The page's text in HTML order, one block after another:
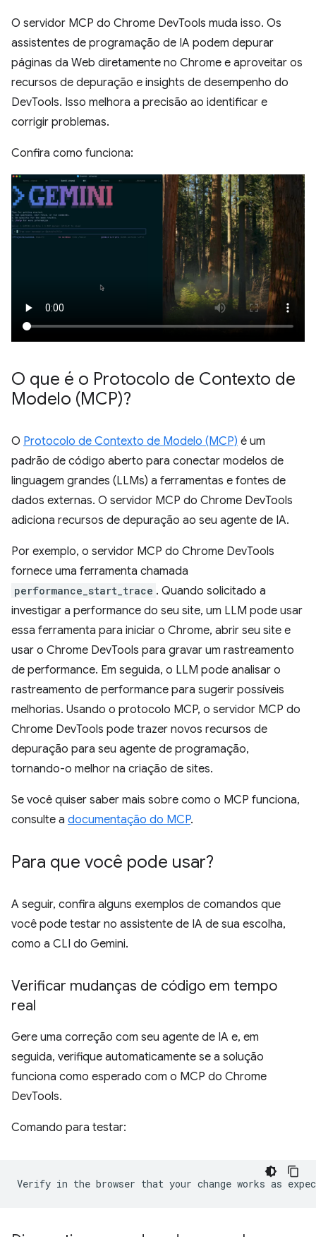
O servidor MCP do Chrome DevTools muda isso. Os
assistentes de programação de IA podem depurar
páginas da Web diretamente no Chrome e aproveitar os
recursos de depuração e insights de desempenho do
DevTools. Isso melhora a precisão ao identificar e
corrigir problemas.
Confira como funciona:
O que é o Protocolo de Contexto de
Modelo (MCP)?
O Protocolo de Contexto de Modelo (MCP) é um
padrão de código aberto para conectar modelos de
linguagem grandes (LLMs) a ferramentas e fontes de
dados externas. O servidor MCP do Chrome DevTools
adiciona recursos de depuração ao seu agente de IA.
Por exemplo, o servidor MCP do Chrome DevTools
fornece uma ferramenta chamada
performance_start_trace . Quando solicitado a
investigar a performance do seu site, um LLM pode usar
essa ferramenta para iniciar o Chrome, abrir seu site e
usar o Chrome DevTools para gravar um rastreamento
de performance. Em seguida, o LLM pode analisar o
rastreamento de performance para sugerir possíveis
melhorias. Usando o protocolo MCP, o servidor MCP do
Chrome DevTools pode trazer novos recursos de
depuração para seu agente de programação,
tornando-o melhor na criação de sites.
Se você quiser saber mais sobre como o MCP funciona,
consulte a documentação do MCP.
Para que você pode usar?
A seguir, confira alguns exemplos de comandos que
você pode testar no assistente de IA de sua escolha,
como a CLI do Gemini.
Verificar mudanças de código em tempo
real
Gere uma correção com seu agente de IA e, em
seguida, verifique automaticamente se a solução
funciona como esperado com o MCP do Chrome
DevTools.
Comando para testar: